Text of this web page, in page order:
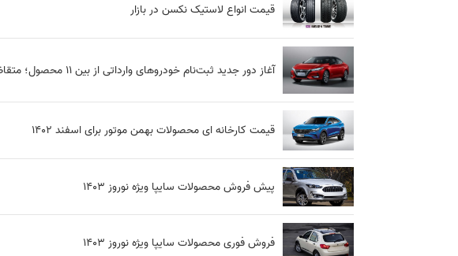
قیمت انواع لاستیک نکسن در بازار
آغاز دور جدید ثبت‌نام خودروهای وارداتی از بین ۱۱ محصول؛ متقاضیان ۳ روز فرصت دارند
قیمت کارخانه ای محصولات بهمن موتور برای اسفند ۱۴۰۲
پیش فروش محصولات سایپا ویژه نوروز 1403
فروش فوری محصولات سایپا ویژه نوروز 1403